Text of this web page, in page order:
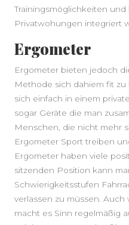
Trainingsmöglichkeiten
Privatwohungen integriert
Ergometer
Ergometer bieten jedoch
Methode sich dahiem fit zu
sich einfach in einem
sogar Geräte die man
Menschen, die nicht mehr
Ergometer Sport treiben
Ergometer haben viele
sitzenden Position kann
Schwierigkeitsstufen
verlassen zu müssen.
macht es Sinn regelmäßig